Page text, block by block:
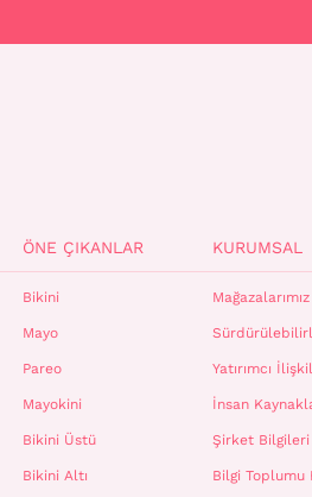
ÖNE ÇIKANLAR
Bikini
Mayo
Pareo
Mayokini
Bikini Üstü
Bikini Altı
KURUMSAL
Mağazalarımız
Yatırımcı
İnsan
Şirket Bilgileri
Bilgi Toplumu